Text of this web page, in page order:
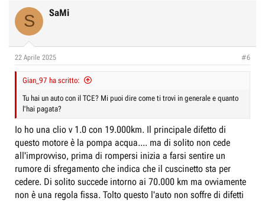
c
t
s
S SaMi
22 Aprile 2025 #6
Gian_97 ha scritto:
Tu hai un auto con il TCE? Mi puoi dire come ti trovi in generale e quanto
l'hai pagata?
Io ho una clio v 1.0 con 19.000km. Il principale difetto di
questo motore è la pompa acqua.... ma di solito non cede
all'improvviso, prima di rompersi inizia a farsi sentire un
rumore di sfregamento che indica che il cuscinetto sta per
cedere. Di solito succede intorno ai 70.000 km ma ovviamente
non è una regola fissa. Tolto questo l'auto non soffre di difetti